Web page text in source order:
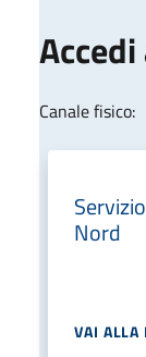
Canale fisico:
Nord
VAI ALLA